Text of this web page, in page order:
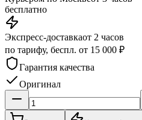
бесплатно
Экспресс-доставкаот 2 часов
по тарифу, беспл. от 15 000 ₽
Гарантия качества
Оригинал